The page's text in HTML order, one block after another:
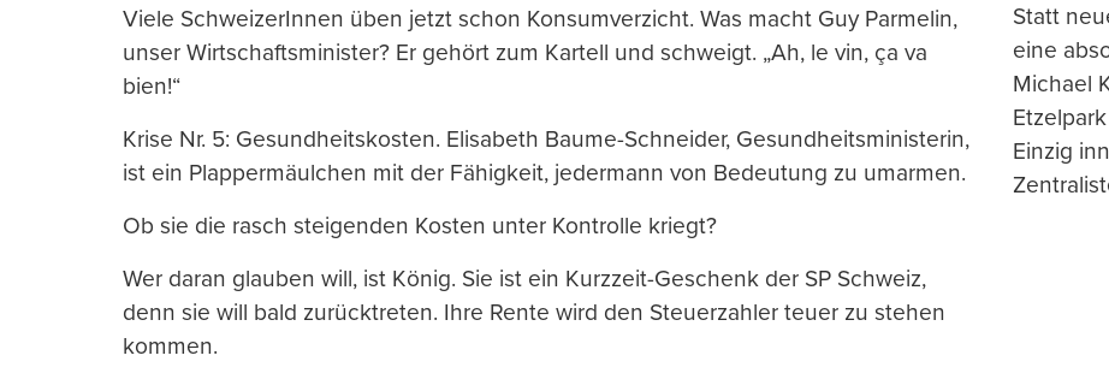
Viele SchweizerInnen üben jetzt schon Konsumverzicht. Was macht Guy Parmelin,
unser Wirtschaftsminister? Er gehört zum Kartell und schweigt. „Ah, le vin, ça va
bien!“
Krise Nr. 5: Gesundheitskosten. Elisabeth Baume-Schneider, Gesundheitsministerin,
ist ein Plappermäulchen mit der Fähigkeit, jedermann von Bedeutung zu umarmen.
Ob sie die rasch steigenden Kosten unter Kontrolle kriegt?
Wer daran glauben will, ist König. Sie ist ein Kurzzeit-Geschenk der SP Schweiz,
denn sie will bald zurücktreten. Ihre Rente wird den Steuerzahler teuer zu stehen
kommen.
Statt
eine
Michael
Einzig